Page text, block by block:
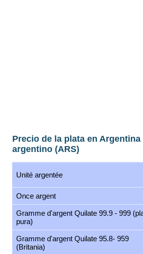
Precio de la plata en Argentina
argentino (ARS)
Unité argentée
Once argent
Gramme d'argent Quilate 99.9 - 999
pura)
Gramme d'argent Quilate 95.8- 959
(Britania)